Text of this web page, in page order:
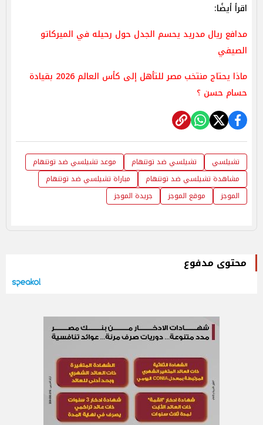
اقرأ أيضًا:
مدافع ريال مدريد يحسم الجدل حول رحيله في الميركاتو
الصيفي
ماذا يحتاج منتخب مصر للتأهل إلى كأس العالم 2026 بقيادة
حسام حسن ؟
تشيلسي تشيلسي ضد توتنهام
موعد تشيلسي ضد توتنهام
مشاهدة تشيلسي ضد توتنهام
مباراة تشيلسي ضد توتنهام
الموجز
موقع الموجز جريدة الموجز
محتوى مدفوع